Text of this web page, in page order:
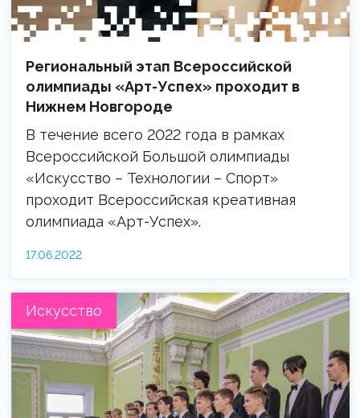
Региональный этап Всероссийской
олимпиады «Арт-Успех» проходит в
Нижнем Новгороде
В течение всего 2022 года в рамках
Всероссийской Большой олимпиады
«Искусство – Технологии – Спорт»
проходит Всероссийская креативная
олимпиада «Арт-Успех».
17.06.2022
Искусство